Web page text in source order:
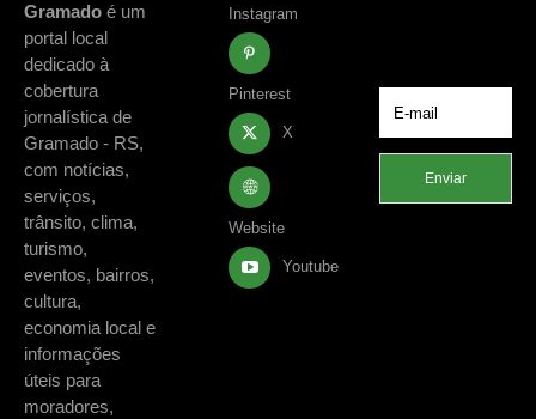
Gramado é um
portal local
dedicado à
cobertura
jornalística de
Gramado - RS,
com notícias,
serviços,
trânsito, clima,
turismo,
eventos, bairros,
cultura,
economia local e
informações
úteis para
moradores,
Instagram
Pinterest
X
Website
Youtube
Enviar